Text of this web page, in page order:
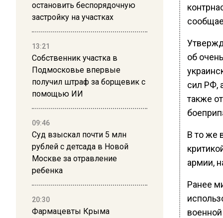
остановить беспорядочную
застройку на участках
13:21
Собственник участка в
Подмосковье впервые
получил штраф за борщевик с
помощью ИИ
09:46
Суд взыскал почти 5 млн
рублей с детсада в Новой
Москве за отравление
ребенка
20:30
Фармацевты Крыма
об
сил РФ,
также
В то же
армии,
Ранее